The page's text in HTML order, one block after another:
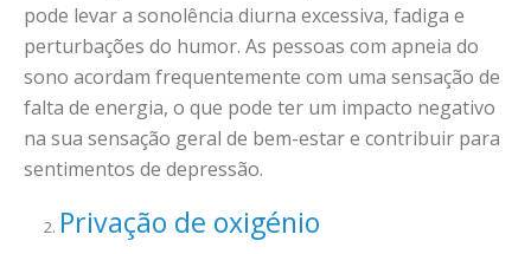
pode levar a sonolência diurna excessiva, fadiga e
perturbações do humor. As pessoas com apneia do
sono acordam frequentemente com uma sensação de
falta de energia, o que pode ter um impacto negativo
na sua sensação geral de bem-estar e contribuir para
sentimentos de depressão.
Privação de oxigénio